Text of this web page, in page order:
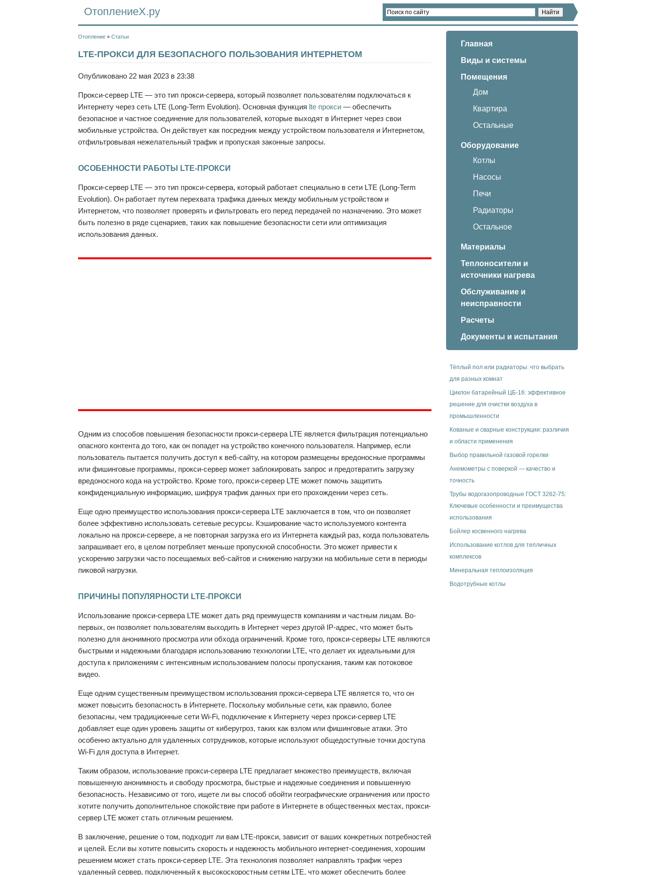
ОтоплениеХ.ру
Отопление » Статьи
LTE-ПРОКСИ ДЛЯ БЕЗОПАСНОГО ПОЛЬЗОВАНИЯ ИНТЕРНЕТОМ
Опубликовано 22 мая 2023 в 23:38
Прокси-сервер LTE — это тип прокси-сервера, который позволяет пользователям подключаться к
Интернету через сеть LTE (Long-Term Evolution). Основная функция lte прокси — обеспечить
безопасное и частное соединение для пользователей, которые выходят в Интернет через свои
мобильные устройства. Он действует как посредник между устройством пользователя и Интернетом,
отфильтровывая нежелательный трафик и пропуская законные запросы.
ОСОБЕННОСТИ РАБОТЫ LTE-ПРОКСИ
Прокси-сервер LTE — это тип прокси-сервера, который работает специально в сети LTE (Long-Term
Evolution). Он работает путем перехвата трафика данных между мобильным устройством и
Интернетом, что позволяет проверять и фильтровать его перед передачей по назначению. Это может
быть полезно в ряде сценариев, таких как повышение безопасности сети или оптимизация
использования данных.
Одним из способов повышения безопасности прокси-сервера LTE является фильтрация потенциально
опасного контента до того, как он попадет на устройство конечного пользователя. Например, если
пользователь пытается получить доступ к веб-сайту, на котором размещены вредоносные программы
или фишинговые программы, прокси-сервер может заблокировать запрос и предотвратить загрузку
вредоносного кода на устройство. Кроме того, прокси-сервер LTE может помочь защитить
конфиденциальную информацию, шифруя трафик данных при его прохождении через сеть.
Еще одно преимущество использования прокси-сервера LTE заключается в том, что он позволяет
более эффективно использовать сетевые ресурсы. Кэширование часто используемого контента
локально на прокси-сервере, а не повторная загрузка его из Интернета каждый раз, когда пользователь
запрашивает его, в целом потребляет меньше пропускной способности. Это может привести к
ускорению загрузки часто посещаемых веб-сайтов и снижению нагрузки на мобильные сети в периоды
пиковой нагрузки.
ПРИЧИНЫ ПОПУЛЯРНОСТИ LTE-ПРОКСИ
Использование прокси-сервера LTE может дать ряд преимуществ компаниям и частным лицам. Во-
первых, он позволяет пользователям выходить в Интернет через другой IP-адрес, что может быть
полезно для анонимного просмотра или обхода ограничений. Кроме того, прокси-серверы LTE являются
быстрыми и надежными благодаря использованию технологии LTE, что делает их идеальными для
доступа к приложениям с интенсивным использованием полосы пропускания, таким как потоковое
видео.
Еще одним существенным преимуществом использования прокси-сервера LTE является то, что он
может повысить безопасность в Интернете. Поскольку мобильные сети, как правило, более
безопасны, чем традиционные сети Wi-Fi, подключение к Интернету через прокси-сервер LTE
добавляет еще один уровень защиты от киберугроз, таких как взлом или фишинговые атаки. Это
особенно актуально для удаленных сотрудников, которые используют общедоступные точки доступа
Wi-Fi для доступа в Интернет.
Таким образом, использование прокси-сервера LTE предлагает множество преимуществ, включая
повышенную анонимность и свободу просмотра, быстрые и надежные соединения и повышенную
безопасность. Независимо от того, ищете ли вы способ обойти географические ограничения или просто
хотите получить дополнительное спокойствие при работе в Интернете в общественных местах, прокси-
сервер LTE может стать отличным решением.
В заключение, решение о том, подходит ли вам LTE-прокси, зависит от ваших конкретных потребностей
и целей. Если вы хотите повысить скорость и надежность мобильного интернет-соединения, хорошим
решением может стать прокси-сервер LTE. Эта технология позволяет направлять трафик через
удаленный сервер, подключенный к высокоскоростным сетям LTE, что может обеспечить более
Главная
Виды и системы
Помещения
Дом
Квартира
Остальные
Оборудование
Котлы
Насосы
Печи
Радиаторы
Остальное
Материалы
Теплоносители и
источники нагрева
Обслуживание и
неисправности
Расчеты
Документы и испытания
Тёплый пол или радиаторы: что выбрать
для разных комнат
Циклон батарейный ЦБ-16: эффективное
решение для очистки воздуха в
промышленности
Кованые и сварные конструкции: различия
и области применения
Выбор правильной газовой горелки
Анемометры с поверкой — качество и
точность
Трубы водогазопроводные ГОСТ 3262-75:
Ключевые особенности и преимущества
использования
Бойлер косвенного нагрева
Использование котлов для тепличных
комплексов
Минеральная теплоизоляция
Водотрубные котлы